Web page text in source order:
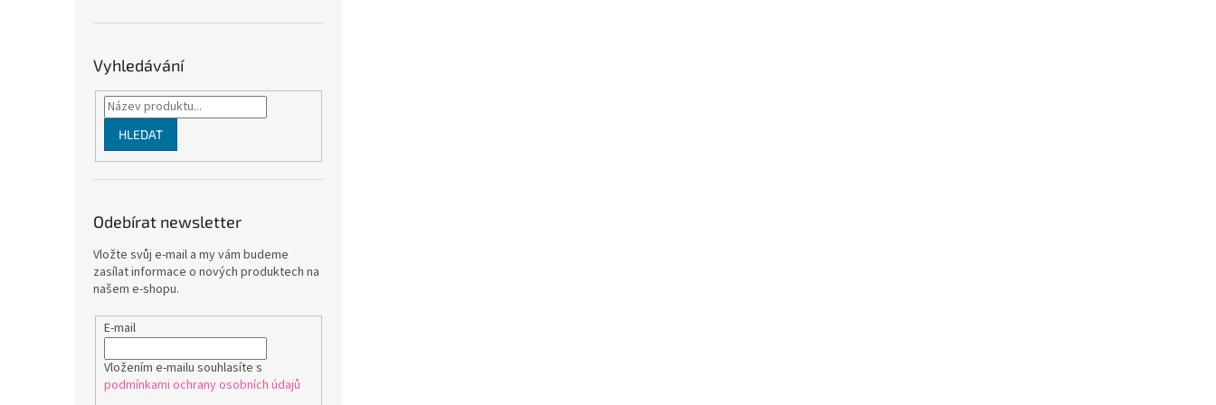
Vyhledávání
HLEDAT
Odebírat newsletter
Vložte svůj e-mail a my vám budeme
zasílat informace o nových produktech na
našem e-shopu.
E-mail
Vložením e-mailu souhlasíte s
podmínkami ochrany osobních údajů